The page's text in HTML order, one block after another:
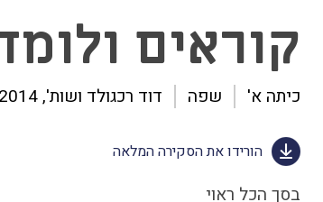
קוראים
כיתה א' שפה דוד רכגולד ושות', 2014
הורידו את הסקירה המלאה
בסך הכל ראוי